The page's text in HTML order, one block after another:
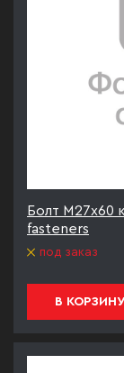
Болт М27х60
fasteners
под заказ
В КОРЗИНУ